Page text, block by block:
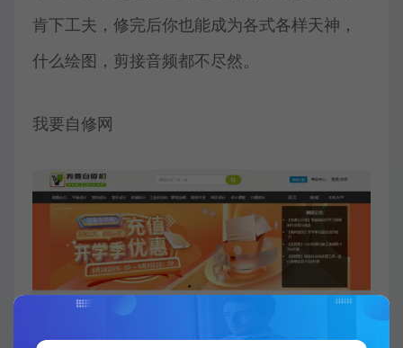
肯下工夫，修完后你也能成为各式各样天神，
什么绘图，剪接音频都不尽然。
我要自修网